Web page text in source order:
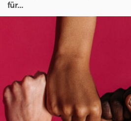
für...